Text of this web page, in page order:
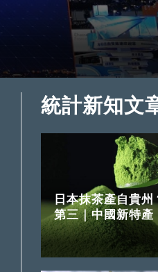
統計新知文
日本抹茶產自貴
第三｜中國新特產